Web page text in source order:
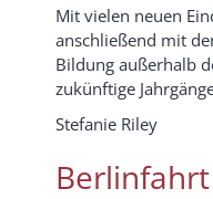
Mit vielen neuen
anschließend mit
Bildung außerhalb
zukünftige
Stefanie Riley